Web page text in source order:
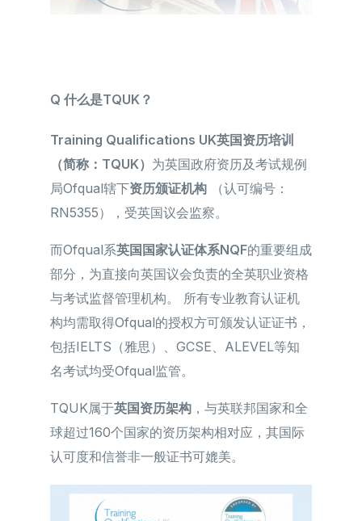
Q 什么是TQUK？
Training Qualifications UK英国资历培训
（简称：TQUK） 为英国政府资历及考试规例
局Ofqual辖下资历颁证机构（认可编号：
RN5355），受英国议会监察。
而Ofqual系英国国家认证体系NQF的重要组成
部分，为直接向英国议会负责的全英职业资格
与考试监督管理机构。 所有专业教育认证机
构均需取得Ofqual的授权方可颁发认证证书，
包括IELTS（雅思）、GCSE、ALEVEL等知
名考试均受Ofqual监管。
TQUK属于英国资历架构，与英联邦国家和全
球超过160个国家的资历架构相对应，其国际
认可度和信誉非一般证书可媲美。